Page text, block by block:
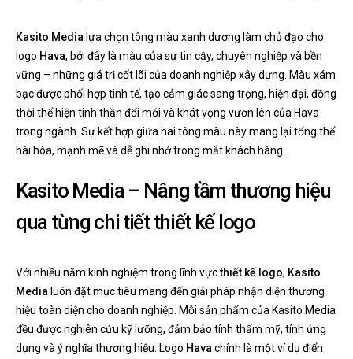
Kasito Media lựa chọn tông màu xanh dương làm chủ đạo cho
logo Hava, bởi đây là màu của sự tin cậy, chuyên nghiệp và bền
vững – những giá trị cốt lõi của doanh nghiệp xây dựng. Màu xám
bạc được phối hợp tinh tế, tạo cảm giác sang trọng, hiện đại, đồng
thời thể hiện tinh thần đổi mới và khát vọng vươn lên của Hava
trong ngành. Sự kết hợp giữa hai tông màu này mang lại tổng thể
hài hòa, mạnh mẽ và dễ ghi nhớ trong mắt khách hàng.
Kasito Media – Nâng tầm thương hiệu
qua từng chi tiết thiết kế logo
Với nhiều năm kinh nghiệm trong lĩnh vựcthiết kế logo, Kasito
Media luôn đặt mục tiêu mang đến giải pháp nhận diện thương
hiệu toàn diện cho doanh nghiệp. Mỗi sản phẩm của Kasito Media
đều được nghiên cứu kỹ lưỡng, đảm bảo tính thẩm mỹ, tính ứng
dụng và ý nghĩa thương hiệu. Logo Hava chính là một ví dụ điển